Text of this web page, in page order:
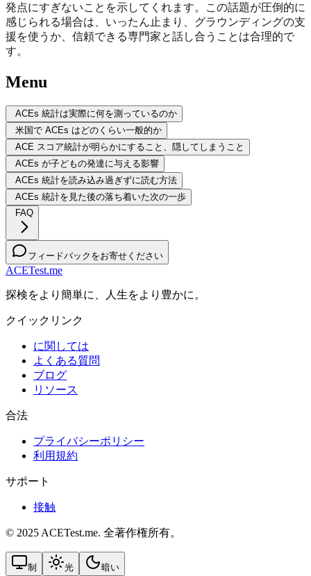
発点にすぎないことを示してくれます。この話題が圧倒的に
感じられる場合は、いったん止まり、グラウンディングの支
援を使うか、信頼できる専門家と話し合うことは合理的で
す。
Menu
ACEs 統計は実際に何を測っているのか
米国で ACEs はどのくらい一般的か
ACE スコア統計が明らかにすること、隠してしまうこと
ACEs が子どもの発達に与える影響
ACEs 統計を読み込み過ぎずに読む方法
ACEs 統計を見た後の落ち着いた次の一歩
FAQ
フィードバックをお寄せください
ACETest.me
探検をより簡単に、人生をより豊かに。
クイックリンク
に関しては
よくある質問
ブログ
リソース
合法
プライバシーポリシー
利用規約
サポート
接触
© 2025 ACETest.me. 全著作権所有。
制 光 暗い